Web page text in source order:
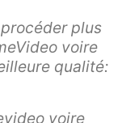
plus
voire
qualité:
voire